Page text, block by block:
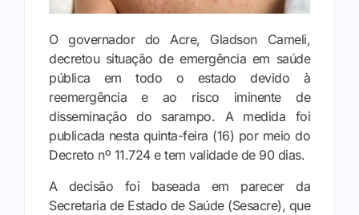
O governador do Acre, Gladson Cameli,
decretou situação de emergência em saúde
pública em todo o estado devido à
reemergência e ao risco iminente de
disseminação do sarampo. A medida foi
publicada nesta quinta-feira (16) por meio do
Decreto nº 11.724 e tem validade de 90 dias.
A decisão foi baseada em parecer da
Secretaria de Estado de Saúde (Sesacre), que